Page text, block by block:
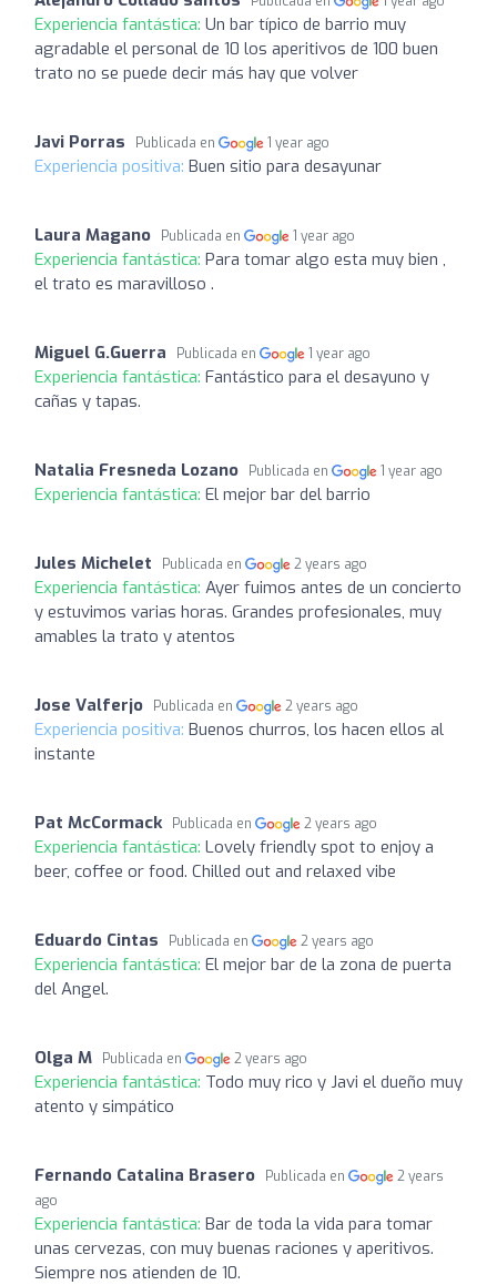
Experiencia fantástica: Un bar típico de barrio muy
agradable el personal de 10 los aperitivos de 100 buen
trato no se puede decir más hay que volver
Javi Porras Publicada en 1 year ago
Experiencia positiva: Buen sitio para desayunar
Laura Magano Publicada en 1 year ago
Experiencia fantástica: Para tomar algo esta muy bien ,
el trato es maravilloso .
Miguel G.Guerra Publicada en 1 year ago
Experiencia fantástica: Fantástico para el desayuno y
cañas y tapas.
Natalia Fresneda Lozano Publicada en 1 year ago
Experiencia fantástica: El mejor bar del barrio
Jules Michelet Publicada en 2 years ago
Experiencia fantástica: Ayer fuimos antes de un concierto
y estuvimos varias horas. Grandes profesionales, muy
amables la trato y atentos
Jose Valferjo Publicada en 2 years ago
Experiencia positiva: Buenos churros, los hacen ellos al
instante
Pat McCormack Publicada en 2 years ago
Experiencia fantástica: Lovely friendly spot to enjoy a
beer, coffee or food. Chilled out and relaxed vibe
Eduardo Cintas Publicada en 2 years ago
Experiencia fantástica: El mejor bar de la zona de puerta
del Angel.
Olga M Publicada en 2 years ago
Experiencia fantástica: Todo muy rico y Javi el dueño muy
atento y simpático
Fernando Catalina Brasero Publicada en
2 years
ago
Experiencia fantástica: Bar de toda la vida para tomar
unas cervezas, con muy buenas raciones y aperitivos.
Siempre nos atienden de 10.